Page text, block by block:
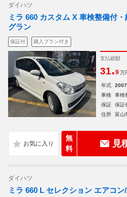
ダイハツ
ミラ 660 カスタム X 車検整備付
グラン
保証付 購入プラン付き
支払総額
31.9 万
年式
車検
車検
保証
保証
住所
富山
無
料
見
ダイハツ
ミラ 660 L セレクション エアコ